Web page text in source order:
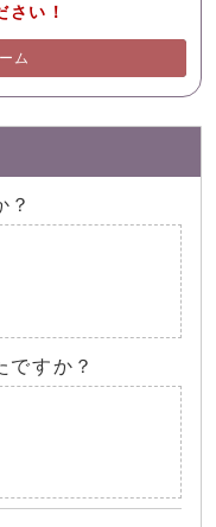
さい！
ム
？
ですか？